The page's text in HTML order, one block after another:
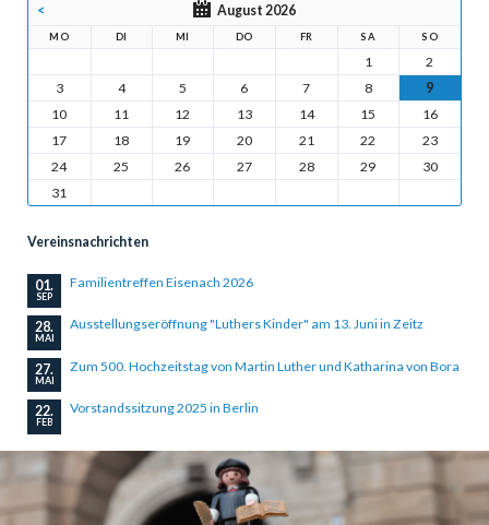
< August 2026
MO DI MI DO FR SA SO
1
2
3
4 5 6 7 8
9
10
11 12 13 14 15
16
17
18 19 20 21 22
23
24
25 26 27 28 29
30
31
Vereinsnachrichten
01.
SEP
Familientreffen Eisenach 2026
28.
MAI
Ausstellungseröffnung "Luthers Kinder" am 13. Juni in Zeitz
27.
MAI
Zum 500. Hochzeitstag von Martin Luther und Katharina von Bora
22.
FEB
Vorstandssitzung 2025 in Berlin